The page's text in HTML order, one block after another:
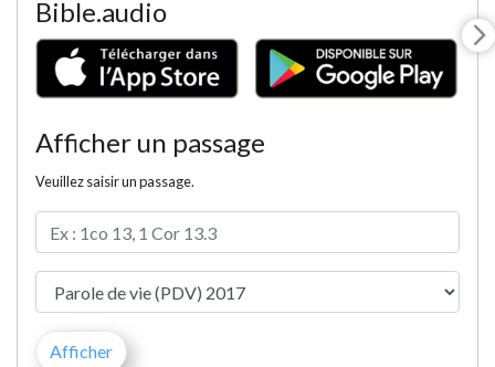
Bible.audio
Afficher un passage
Veuillez saisir un passage.